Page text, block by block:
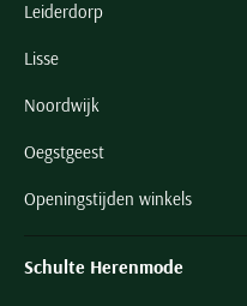
Leiderdorp
Lisse
Noordwijk
Oegstgeest
Openingstijden winkels
Schulte Herenmode